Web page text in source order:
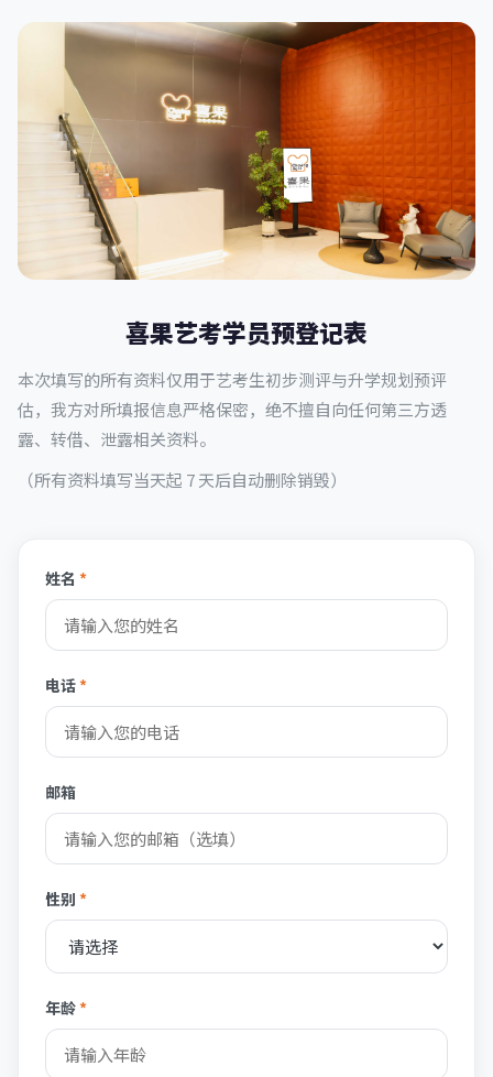
喜果艺考学员预登记表
本次填写的所有资料仅用于艺考生初步测评与升学规划预评
估，我方对所填报信息严格保密，绝不擅自向任何第三方透
露、转借、泄露相关资料。
（所有资料填写当天起 7 天后自动删除销毁）
姓名 *
电话*
邮箱
性别 *
年龄*